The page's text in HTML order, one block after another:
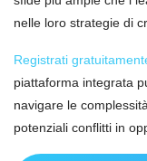
nelle loro strategie di
Registrati
piattaforma integrata
navigare le
potenziali conflitti in